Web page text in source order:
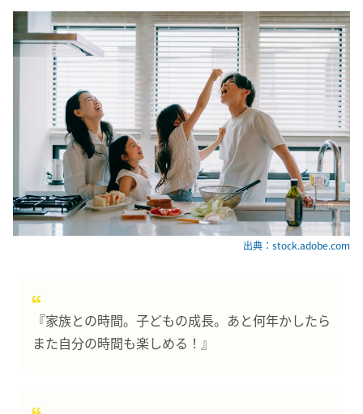
出典：stock.adobe.com
『家族との時間。子どもの成長。あと何年かしたら
また自分の時間も楽しめる！』